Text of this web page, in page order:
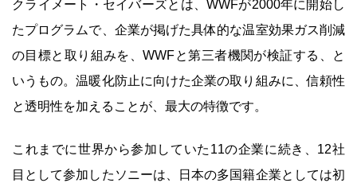
クライメート・セイバーズとは、WWFが2000年に開始し
たプログラムで、企業が掲げた具体的な温室効果ガス削減
の目標と取り組みを、WWFと第三者機関が検証する、と
いうもの。温暖化防止に向けた企業の取り組みに、信頼性
と透明性を加えることが、最大の特徴です。
これまでに世界から参加していた11の企業に続き、12社
目として参加したソニーは、日本の多国籍企業としては初